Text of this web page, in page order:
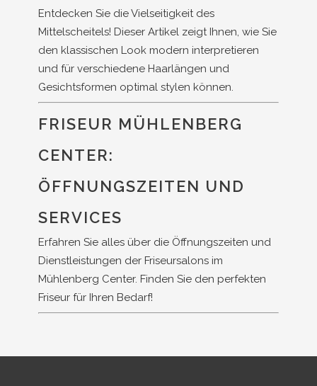
Entdecken Sie die Vielseitigkeit des
Mittelscheitels! Dieser Artikel zeigt Ihnen, wie Sie
den klassischen Look modern interpretieren
und für verschiedene Haarlängen und
Gesichtsformen optimal stylen können.
FRISEUR MÜHLENBERG
CENTER:
ÖFFNUNGSZEITEN UND
SERVICES
Erfahren Sie alles über die Öffnungszeiten und
Dienstleistungen der Friseursalons im
Mühlenberg Center. Finden Sie den perfekten
Friseur für Ihren Bedarf!